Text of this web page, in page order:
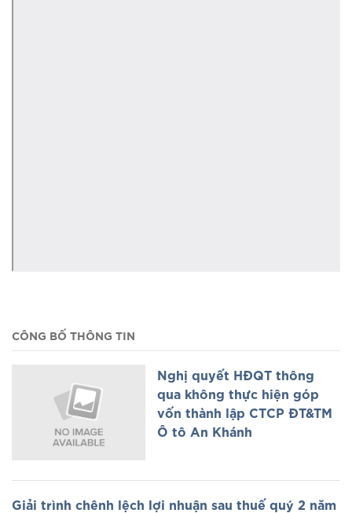
CÔNG BỐ THÔNG TIN
Nghị quyết HĐQT thông
qua không thực hiện góp
vốn thành lập CTCP ĐT&TM
Ô tô An Khánh
Giải trình chênh lệch lợi nhuận sau thuế quý 2 năm